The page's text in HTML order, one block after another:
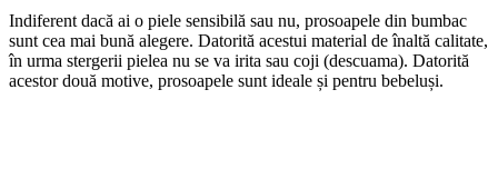
Indiferent dacă ai o piele sensibilă sau nu, prosoapele din bumbac
sunt cea mai bună alegere. Datorită acestui material de înaltă calitate,
în urma stergerii pielea nu se va irita sau coji (descuama). Datorită
acestor două motive, prosoapele sunt ideale și pentru bebeluși.